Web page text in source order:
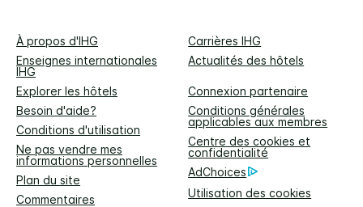
À propos d'IHG
Carrières IHG
Enseignes internationales
IHG
Actualités des hôtels
Explorer les hôtels
Connexion partenaire
Besoin d'aide?
Conditions générales
applicables aux membres
Conditions d'utilisation
Centre des cookies et
confidentialité
Ne pas vendre mes
informations personnelles
AdChoices
Plan du site
Utilisation des cookies
Commentaires